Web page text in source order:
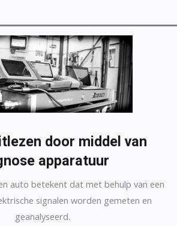
door middel van
apparatuur
auto betekent dat met behulp van een
signalen worden gemeten en
geanalyseerd.